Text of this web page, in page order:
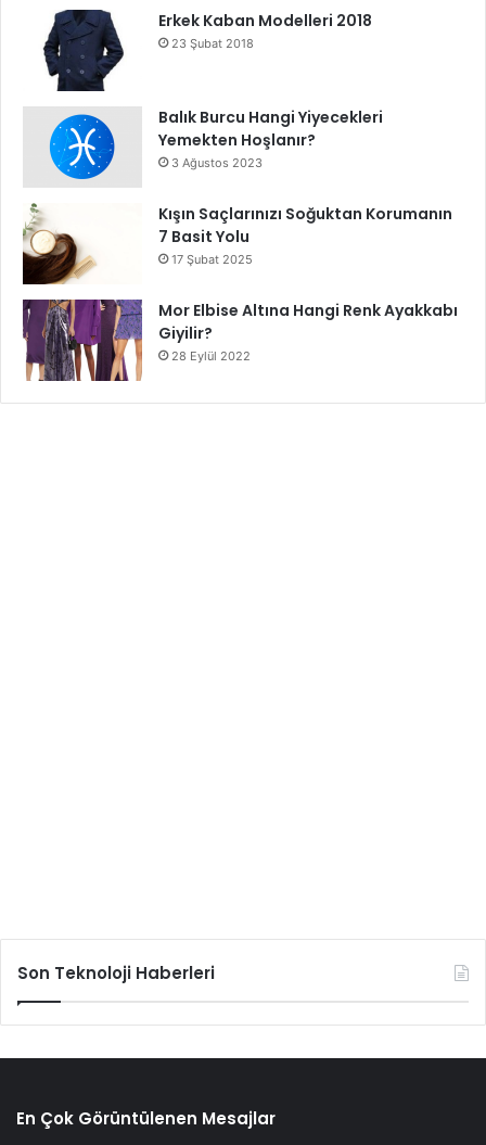
Erkek Kaban Modelleri 2018
23 Şubat 2018
Balık Burcu Hangi Yiyecekleri
Yemekten Hoşlanır?
3 Ağustos 2023
Kışın Saçlarınızı Soğuktan Korumanın
7 Basit Yolu
17 Şubat 2025
Mor Elbise Altına Hangi Renk Ayakkabı
Giyilir?
28 Eylül 2022
Son Teknoloji Haberleri
En Çok Görüntülenen Mesajlar